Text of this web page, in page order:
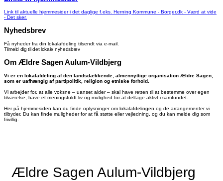
Link til aktuelle hjemmesider i det daglige f.eks. Herning Kommune - Borger.dk - Værd at vide
- Det sker.
Nyhedsbrev
Få nyheder fra din lokalafdeling tilsendt via e-mail.
Tilmeld dig til det lokale nyhedsbrev
Om Ældre Sagen Aulum-Vildbjerg
Vi er en lokalafdeling af den landsdækkende, almennyttige organisation Ældre Sagen,
som er uafhængig af partipolitik, religion og etniske forhold.
Vi arbejder for, at alle voksne – uanset alder – skal have retten til at bestemme over egen
tilværelse, have et meningsfuldt liv og mulighed for at deltage aktivt i samfundet.
Her på hjemmesiden kan du finde oplysninger om lokalafdelingen og de arrangementer vi
tilbyder. Du kan finde muligheder for at få støtte eller vejledning, og du kan melde dig som
frivillig.
Ældre Sagen Aulum-Vildbjerg